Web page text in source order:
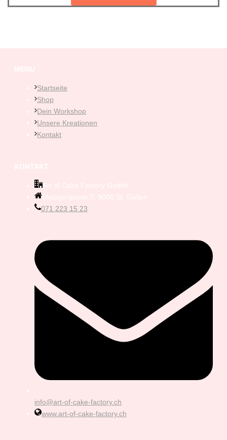
Startseite
Shop
Dein Workshop
Unsere Kreationen
Kontakt
071 223 15 23
info@art-of-cake-factory.ch
www.art-of-cake-factory.ch